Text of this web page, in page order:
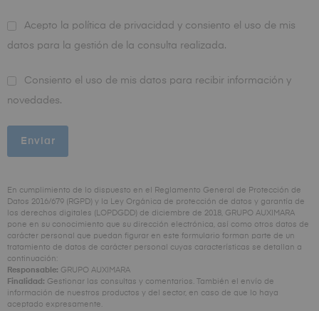
Acepto la política de privacidad y consiento el uso de mis
datos para la gestión de la consulta realizada.
Consiento el uso de mis datos para recibir información y
novedades.
En cumplimiento de lo dispuesto en el Reglamento General de Protección de
Datos 2016/679 (RGPD) y la Ley Orgánica de protección de datos y garantía de
los derechos digitales (LOPDGDD) de diciembre de 2018, GRUPO AUXIMARA
pone en su conocimiento que su dirección electrónica, así como otros datos de
carácter personal que puedan figurar en este formulario forman parte de un
tratamiento de datos de carácter personal cuyas características se detallan a
continuación:
Responsable: GRUPO AUXIMARA
Finalidad: Gestionar las consultas y comentarios. También el envío de
información de nuestros productos y del sector, en caso de que lo haya
aceptado expresamente.